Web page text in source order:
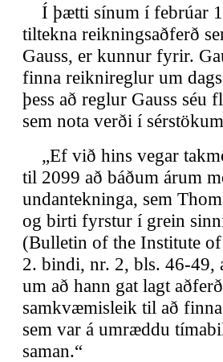
Í þætti sínum í febrúar
tiltekna reikningsaðferð
Gauss, er kunnur fyrir.
finna reiknireglur um
þess að reglur Gauss
sem nota verði í
„Ef við hins vegar
til 2099 að báðum árum
undantekninga, sem
og birti fyrstur í grein
(Bulletin of the Institute
2. bindi, nr. 2, bls. 46-49,
um að hann gat lagt
samkvæmisleik til að finna
sem var á umræddu
saman.“